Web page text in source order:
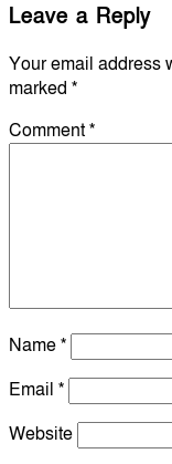
Leave a Reply
Your email address
marked *
Comment*
Name*
Email *
Website